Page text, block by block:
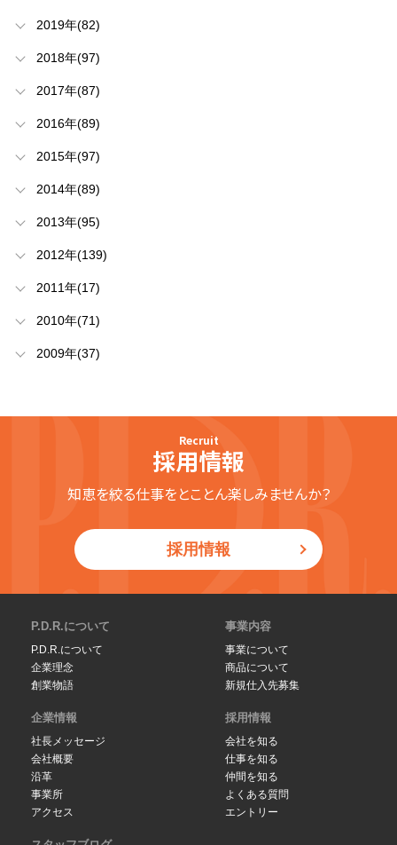
2019年(82)
2018年(97)
2017年(87)
2016年(89)
2015年(97)
2014年(89)
2013年(95)
2012年(139)
2011年(17)
2010年(71)
2009年(37)
Recruit
採用情報
知恵を絞る仕事をとことん楽しみませんか？
採用情報
P.D.R.について
P.D.R.について
企業理念
創業物語
事業内容
事業について
商品について
新規仕入先募集
企業情報
社長メッセージ
会社概要
沿革
事業所
アクセス
採用情報
会社を知る
仕事を知る
仲間を知る
よくある質問
エントリー